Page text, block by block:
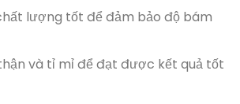
lượng tốt để đảm bảo độ bám
và tỉ mỉ để đạt được kết quả tốt